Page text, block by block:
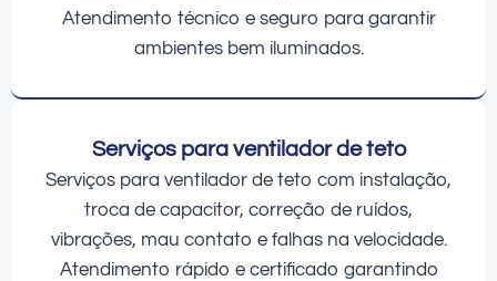
Atendimento técnico e seguro para garantir
ambientes bem iluminados.
Serviços para ventilador de teto
Serviços para ventilador de teto com instalação,
troca de capacitor, correção de ruídos,
vibrações, mau contato e falhas na velocidade.
Atendimento rápido e certificado garantindo